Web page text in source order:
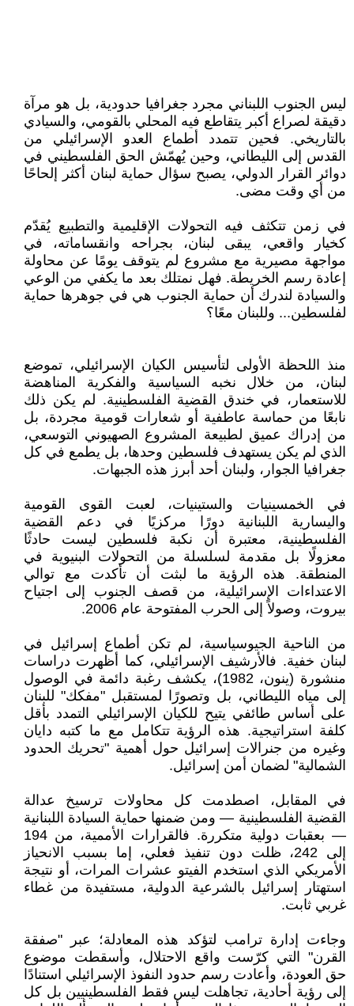
ليس الجنوب اللبناني مجرد جغرافيا حدودية، بل هو مرآة
دقيقة لصراع أكبر يتقاطع فيه المحلي بالقومي، والسيادي
بالتاريخي. فحين تتمدد أطماع العدو الإسرائيلي من
القدس إلى الليطاني، وحين يُهمّش الحق الفلسطيني في
دوائر القرار الدولي، يصبح سؤال حماية لبنان أكثر إلحاحًا
من أي وقت مضى.
في زمن تتكثف فيه التحولات الإقليمية والتطبيع يُقدّم
كخيار واقعي، يبقى لبنان، بجراحه وانقساماته، في
مواجهة مصيرية مع مشروع لم يتوقف يومًا عن محاولة
إعادة رسم الخريطة. فهل نمتلك بعد ما يكفي من الوعي
والسيادة لندرك أن حماية الجنوب هي في جوهرها حماية
لفلسطين... وللبنان معًا؟
منذ اللحظة الأولى لتأسيس الكيان الإسرائيلي، تموضع
لبنان، من خلال نخبه السياسية والفكرية المناهضة
للاستعمار، في خندق القضية الفلسطينية. لم يكن ذلك
نابعًا من حماسة عاطفية أو شعارات قومية مجردة، بل
من إدراك عميق لطبيعة المشروع الصهيوني التوسعي،
الذي لم يكن يستهدف فلسطين وحدها، بل يطمع في كل
جغرافيا الجوار، ولبنان أحد أبرز هذه الجبهات.
في الخمسينيات والستينيات، لعبت القوى القومية
واليسارية اللبنانية دورًا مركزيًا في دعم القضية
الفلسطينية، معتبرة أن نكبة فلسطين ليست حادثًا
معزولًا بل مقدمة لسلسلة من التحولات البنيوية في
المنطقة. هذه الرؤية ما لبثت أن تأكدت مع توالي
الاعتداءات الإسرائيلية، من قصف الجنوب إلى اجتياح
بيروت، وصولاً إلى الحرب المفتوحة عام 2006.
من الناحية الجيوسياسية، لم تكن أطماع إسرائيل في
لبنان خفية. فالأرشيف الإسرائيلي، كما أظهرت دراسات
منشورة (ينون، 1982)، يكشف رغبة دائمة في الوصول
إلى مياه الليطاني، بل وتصورًا لمستقبل "مفكك" للبنان
على أساس طائفي يتيح للكيان الإسرائيلي التمدد بأقل
كلفة استراتيجية. هذه الرؤية تتكامل مع ما كتبه دايان
وغيره من جنرالات إسرائيل حول أهمية "تحريك الحدود
الشمالية" لضمان أمن إسرائيل.
في المقابل، اصطدمت كل محاولات ترسيخ عدالة
القضية الفلسطينية — ومن ضمنها حماية السيادة اللبنانية
— بعقبات دولية متكررة. فالقرارات الأممية، من 194
إلى 242، ظلت دون تنفيذ فعلي، إما بسبب الانحياز
الأمريكي الذي استخدم الفيتو عشرات المرات، أو نتيجة
استهتار إسرائيل بالشرعية الدولية، مستفيدة من غطاء
غربي ثابت.
وجاءت إدارة ترامب لتؤكد هذه المعادلة؛ عبر "صفقة
القرن" التي كرّست واقع الاحتلال، وأسقطت موضوع
حق العودة، وأعادت رسم حدود النفوذ الإسرائيلي استنادًا
إلى رؤية أحادية، تجاهلت ليس فقط الفلسطينيين بل كل